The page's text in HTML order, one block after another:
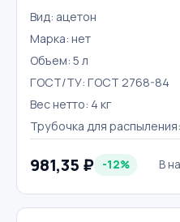
Вид: ацетон
Марка: нет
Объем: 5 л
ГОСТ/ТУ: ГОСТ 2768-84
Вес нетто: 4 кг
Трубочка для
981,35 ₽ -12% В